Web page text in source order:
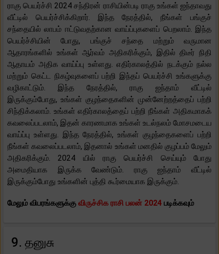
ராகு பெயர்ச்சி 2024 சந்திரன் ராசியின்படி ராகு உங்கள் ஐந்தாவது
வீட்டில் பெயர்ச்சிக்கிறார். இந்த நேரத்தில், நீங்கள் பங்குச்
சந்தையில் லாபம் ஈட்டுவதற்கான வாய்ப்புகளைப் பெறலாம். இந்த
பெயர்ச்சியின் போது, ​​பங்குச் சந்தை மற்றும் வருமான
ஆதாரங்களில் உங்கள் ஆர்வம் அதிகரிக்கும், இதில் திடீர் நிதி
ஆதாயம் அதிக வாய்ப்பு உள்ளது. எதிர்காலத்தில் நடக்கும் நல்ல
மற்றும் கெட்ட நிகழ்வுகளைப் பற்றி இந்தப் பெயர்ச்சி உங்களுக்கு
வழிகாட்டும். இந்த நேரத்தில், ராகு ஐந்தாம் வீட்டில்
இருக்கும்போது, ​​உங்கள் குழந்தைகளின் முன்னேற்றத்தைப் பற்றி
சிந்திக்கலாம். உங்கள் எதிர்காலத்தைப் பற்றி நீங்கள் அதிகமாகக்
கவலைப்படலாம், இதன் காரணமாக உங்கள் உடல்நலம் மோசமடைய
வாய்ப்பு உள்ளது. இந்த நேரத்தில், உங்கள் குழந்தைகளைப் பற்றி
நீங்கள் கவலைப்படலாம், இதனால் உங்கள் மனதில் குழப்பம் மேலும்
அதிகரிக்கும். 2024 யில் ராகு பெயர்ச்சி செய்யும் போது
அமைதியாக இருக்க வேண்டும். ராகு ஐந்தாம் வீட்டில்
இருக்கும்போது உங்களின் புத்தி கூர்மையாக இருக்கும்.
மேலும் விபரங்களுக்கு விருச்சிக ராசி பலன் 2024 படிக்கவும்
9. தனுசு